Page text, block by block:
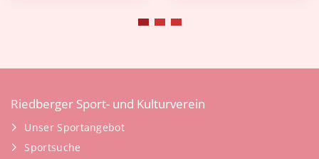
Riedberger Sport- und Kulturverein
Unser Sportangebot
Sportsuche